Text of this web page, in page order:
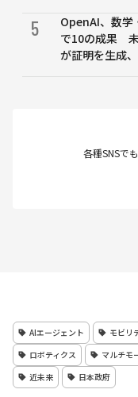
5
OpenAI、数学
で10の成果 未
が証明を生成
各種SNSで
AIエージェント モビリ
ロボティクス
マルチモ
近未来
日本政府